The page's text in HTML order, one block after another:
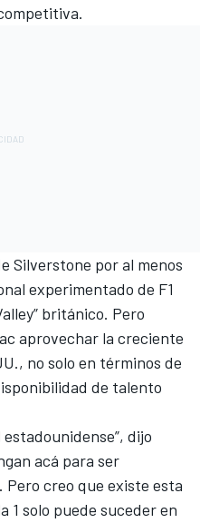
Silverstone por al menos
experimentado de F1
británico. Pero
aprovechar la creciente
no solo en términos de
de talento
dijo
acá para ser
creo que existe esta
1 solo puede suceder en